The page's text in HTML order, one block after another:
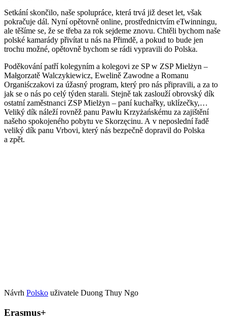
Setkání skončilo, naše spolupráce, která trvá již deset let, však
pokračuje dál. Nyní opětovně online, prostřednictvím eTwinningu,
ale těšíme se, že se třeba za rok sejdeme znovu. Chtěli bychom naše
polské kamarády přivítat u nás na Přimdě, a pokud to bude jen
trochu možné, opětovně bychom se rádi vypravili do Polska.
Poděkování patří kolegyním a kolegovi ze SP w ZSP Mielżyn –
Małgorzatě Walczykiewicz, Ewelině Zawodne a Romanu
Organiśczakovi za úžasný program, který pro nás připravili, a za to
jak se o nás po celý týden starali. Stejně tak zaslouží obrovský dík
ostatní zaměstnanci ZSP Mielżyn – paní kuchařky, uklízečky,…
Veliký dík náleží rovněž panu Pawłu Krzyżańskému za zajištění
našeho spokojeného pobytu ve Skorzęcinu. A v neposlední řadě
veliký dík panu Vrbovi, který nás bezpečně dopravil do Polska
a zpět.
Návrh Polsko uživatele Duong Thuy Ngo
Erasmus+